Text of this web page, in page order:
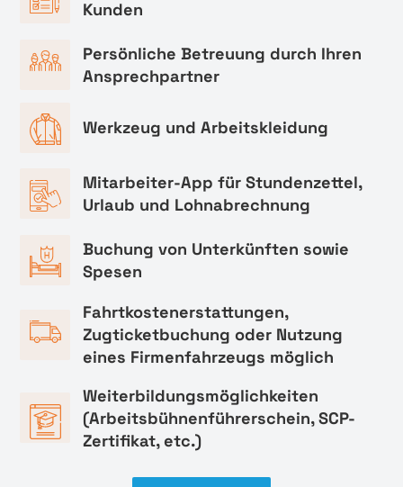
Kunden
Persönliche Betreuung durch Ihren
Ansprechpartner
Werkzeug und Arbeitskleidung
Mitarbeiter-App für Stundenzettel,
Urlaub und Lohnabrechnung
Buchung von Unterkünften sowie
Spesen
Fahrtkostenerstattungen,
Zugticketbuchung oder Nutzung
eines Firmenfahrzeugs möglich
Weiterbildungsmöglichkeiten
(Arbeitsbühnenführerschein, SCP-
Zertifikat, etc.)